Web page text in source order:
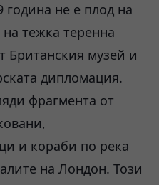
не е плод на
тежка теренна
Британския музей и
дипломация.
фрагмента от
и кораби по река
на Лондон. Този